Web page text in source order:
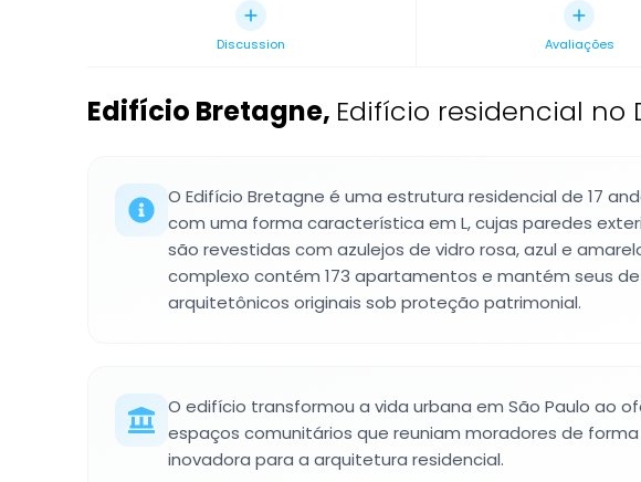
Discussion Avaliações
Edifício Bretagne, Edifício residencial no
O Edifício Bretagne é uma estrutura residencial de 17
com uma forma característica em L, cujas paredes
são revestidas com azulejos de vidro rosa, azul e
complexo contém 173 apartamentos e mantém seus
arquitetônicos originais sob proteção patrimonial.
O edifício transformou a vida urbana em São Paulo ao
espaços comunitários que reuniam moradores de forma
inovadora para a arquitetura residencial.